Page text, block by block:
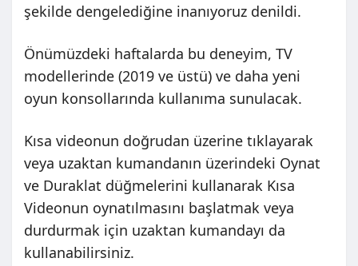
şekilde dengelediğine inanıyoruz denildi.
Önümüzdeki haftalarda bu deneyim, TV
modellerinde (2019 ve üstü) ve daha yeni
oyun konsollarında kullanıma sunulacak.
Kısa videonun doğrudan üzerine tıklayarak
veya uzaktan kumandanın üzerindeki Oynat
ve Duraklat düğmelerini kullanarak Kısa
Videonun oynatılmasını başlatmak veya
durdurmak için uzaktan kumandayı da
kullanabilirsiniz.